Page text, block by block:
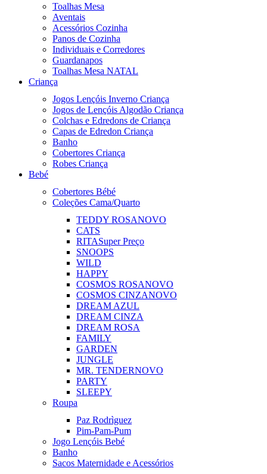
Toalhas Mesa
Aventais
Acessórios Cozinha
Panos de Cozinha
Individuais e Corredores
Guardanapos
Toalhas Mesa NATAL
Criança
Jogos Lençóis Inverno Criança
Jogos de Lençóis Algodão Criança
Colchas e Edredons de Criança
Capas de Edredon Criança
Banho
Cobertores Criança
Robes Criança
Bebé
Cobertores Bébé
Coleções Cama/Quarto
TEDDY ROSANOVO
CATS
RITASuper Preço
SNOOPS
WILD
HAPPY
COSMOS ROSANOVO
COSMOS CINZANOVO
DREAM AZUL
DREAM CINZA
DREAM ROSA
FAMILY
GARDEN
JUNGLE
MR. TENDERNOVO
PARTY
SLEEPY
Roupa
Paz Rodrìguez
Pim-Pam-Pum
Jogo Lençóis Bebé
Banho
Sacos Maternidade e Acessórios